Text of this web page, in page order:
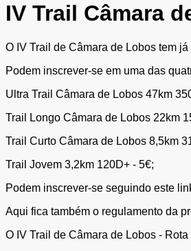
IV Trail Câmara
O IV Trail de Câmara de Lobos tem
Podem inscrever-se em uma das
Ultra Trail Câmara de Lobos 47km
Trail Longo Câmara de Lobos 22km
Trail Curto Câmara de Lobos 8,5km
Trail Jovem 3,2km 120D+ - 5€;
Podem inscrever-se seguindo este
Aqui fica também o regulamento da
O IV Trail de Câmara de Lobos -